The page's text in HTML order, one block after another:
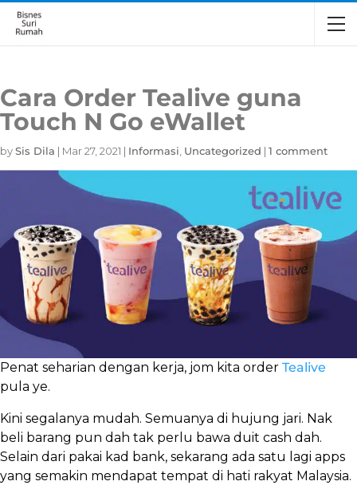
Cara Order Tealive guna
Touch N Go eWallet
bySis Dila | Mar 27, 2021 | Informasi Uncategorized | 1 comment
Penat seharian dengan kerja, jom kita order Tealive
pula ye.
Kini segalanya mudah. Semuanya di hujung jari. Nak
beli barang pun dah tak perlu bawa duit cash dah.
Selain dari pakai kad bank, sekarang ada satu lagi apps
yang semakin mendapat tempat di hati rakyat Malaysia.